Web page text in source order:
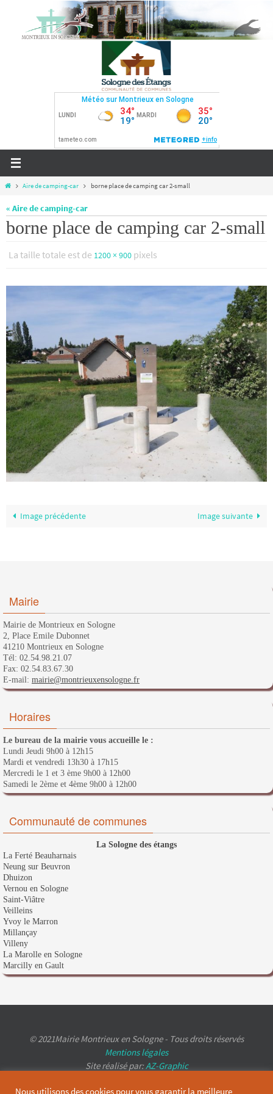
contenu
HomeAire de camping-car borne place de camping car 2-small
« Aire de camping-car
borne place de camping car 2-small
La taille totale est de 1200 × 900 pixels
Image précédente Image suivante
Mairie
Mairie de Montrieux en Sologne
2, Place Emile Dubonnet
41210 Montrieux en Sologne
Tél: 02.54.98.21.07
Fax: 02.54.83.67.30
E-mail: mairie@montrieuxensologne.fr
Horaires
Le bureau de la mairie vous accueille le :
Lundi Jeudi 9h00 à 12h15
Mardi et vendredi 13h30 à 17h15
Mercredi le 1 et 3 ème 9h00 à 12h00
Samedi le 2ème et 4ème 9h00 à 12h00
Communauté de communes
La Sologne des étangs
La Ferté Beauharnais
Neung sur Beuvron
Dhuizon
Vernou en Sologne
Saint-Viâtre
Veilleins
Yvoy le Marron
Millançay
Villeny
La Marolle en Sologne
Marcilly en Gault
© 2021Mairie Montrieux en Sologne - Tous droits réservés
Mentions légales
Site réalisé par:AZ-Graphic
Nous utilisons des cookies pour vous garantir la meilleure